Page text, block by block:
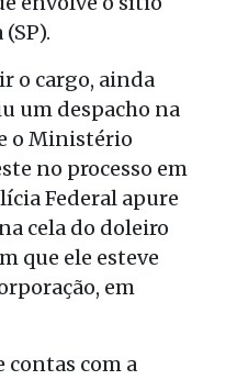
o cargo, ainda
um despacho na
o Ministério
no processo em
Federal apure
cela do doleiro
que ele esteve
em
contas com a